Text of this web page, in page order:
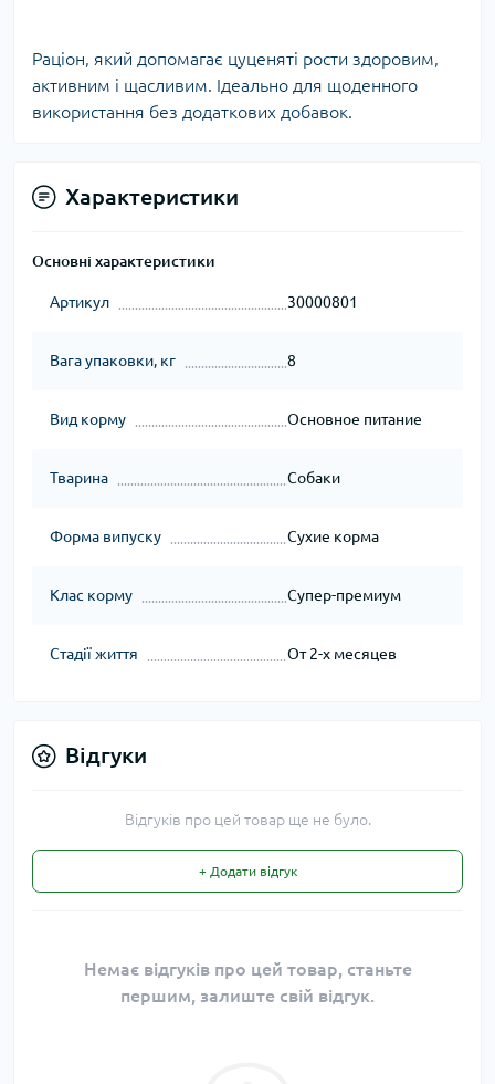
Раціон, який допомагає цуценяті рости здоровим,
активним і щасливим. Ідеально для щоденного
використання без додаткових добавок.
Характеристики
Основні характеристики
Артикул 30000801
Вага упаковки, кг 8
Вид корму Основное питание
Тварина Собаки
Форма випуску Сухие корма
Клас корму Супер-премиум
Стадії життя От 2-х месяцев
Відгуки
Відгуків про цей товар ще не було.
+ Додати відгук
Немає відгуків про цей товар, станьте
першим, залиште свій відгук.